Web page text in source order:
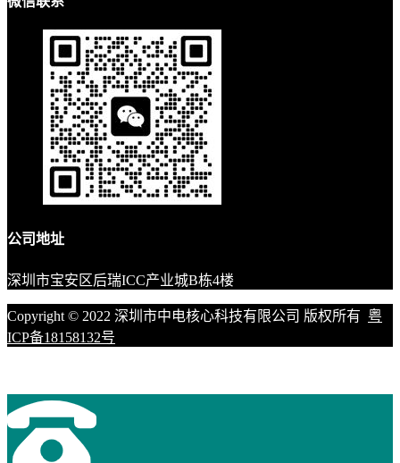
公司地址
深圳市宝安区后瑞ICC产业城B栋4楼
Copyright © 2022 深圳市中电核心科技有限公司 版权所有 粤
ICP备18158132号